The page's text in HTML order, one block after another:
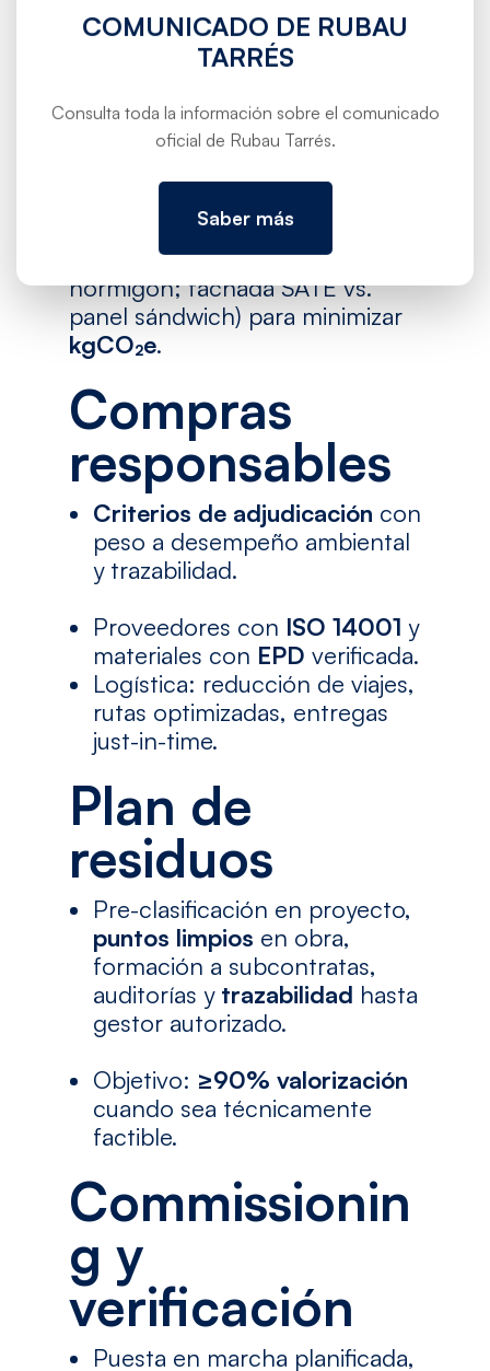
si el ACV cubre estructura,
envolvente, interiores y MEP.
Datos y EPD:se priorizan
materiales conDeclaraciones
Ambientales de Producto
ensayan variantes (p. ej., losa
postensada vs. mixta acero-
hormigón; fachada SATE vs.
panel sándwich) para minimizar
kgCO₂e.
Compras
responsables
Criterios de adjudicación con
peso a desempeño ambiental
y trazabilidad.
Proveedores con ISO 14001 y
materiales con EPD verificada.
Logística: reducción de viajes,
rutas optimizadas, entregas
just-in-time.
Plan de
residuos
Pre-clasificación en proyecto,
puntos limpios en obra,
formación a subcontratas,
auditorías y trazabilidad hasta
gestor autorizado.
Objetivo: ≥90% valorización
cuando sea técnicamente
factible.
Commissionin
g y
verificación
Puesta en marcha planificada,
COMUNICADO DE RUBAU
TARRÉS
Consulta toda la información sobre el comunicado
oficial de Rubau Tarrés.
Saber más